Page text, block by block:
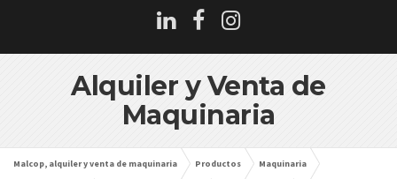
Alquiler y Venta de
Maquinaria
Malcop, alquiler y venta de maquinaria Productos Maquinaria